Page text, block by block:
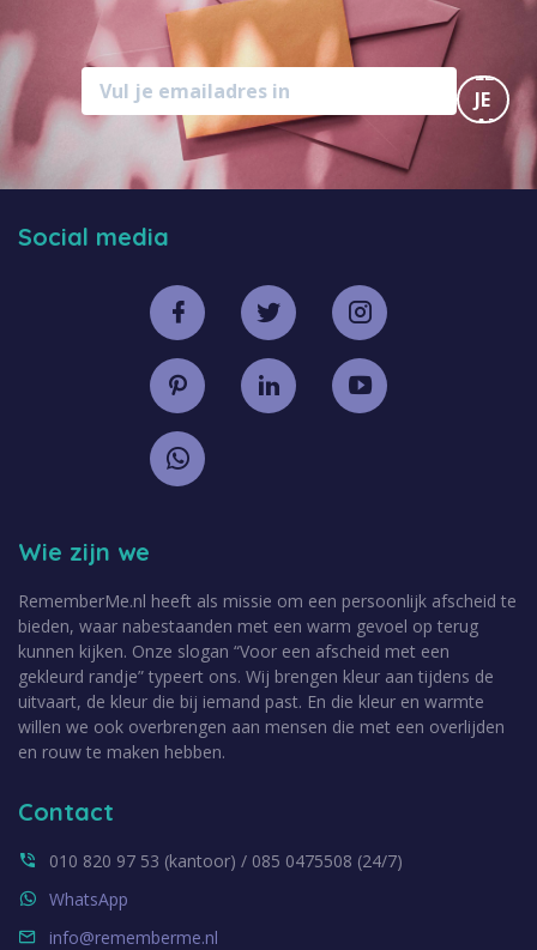
MELD
JE
AAN
Contact
010 820 97 53 (kantoor) / 085 0475508 (24/7)
WhatsApp
info@rememberme.nl
Wie zijn we
RememberMe.nl heeft als missie om een persoonlijk afscheid te
bieden, waar nabestaanden met een warm gevoel op terug
kunnen kijken. Onze slogan “Voor een afscheid met een
gekleurd randje” typeert ons. Wij brengen kleur aan tijdens de
uitvaart, de kleur die bij iemand past. En die kleur en warmte
willen we ook overbrengen aan mensen die met een overlijden
en rouw te maken hebben.
Social media